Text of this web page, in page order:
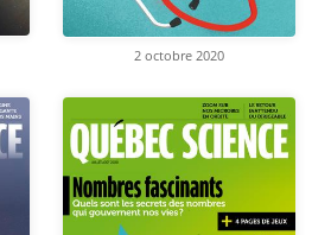
2 octobre 2020